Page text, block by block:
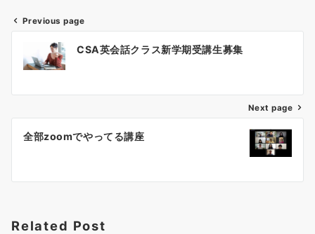
ン
Previous page
CSA英会話クラス新学期受講生募集
Next page
全部zoomでやってる講座
Related Post